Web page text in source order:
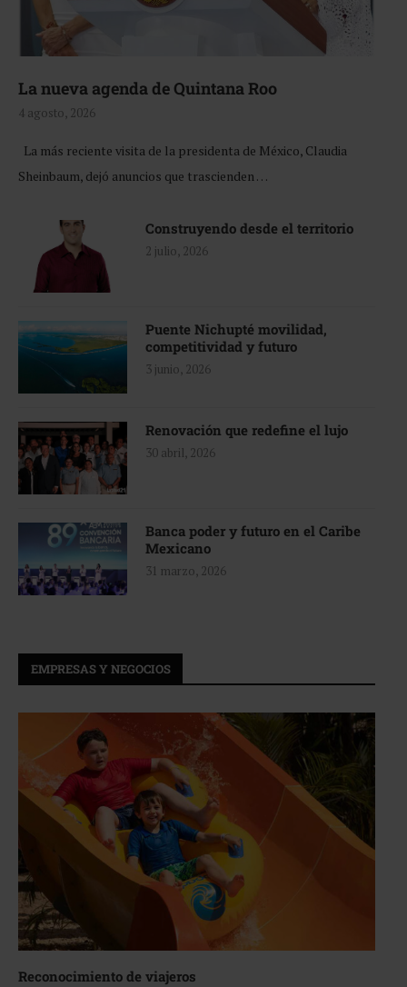
La nueva agenda de Quintana Roo
4 agosto, 2026
La más reciente visita de la presidenta de México, Claudia
Sheinbaum, dejó anuncios que trascienden …
Construyendo desde el territorio
2 julio, 2026
Puente Nichupté movilidad,
competitividad y futuro
3 junio, 2026
Renovación que redefine el lujo
30 abril, 2026
Banca poder y futuro en el Caribe
Mexicano
31 marzo, 2026
EMPRESAS Y NEGOCIOS
Reconocimiento de viajeros